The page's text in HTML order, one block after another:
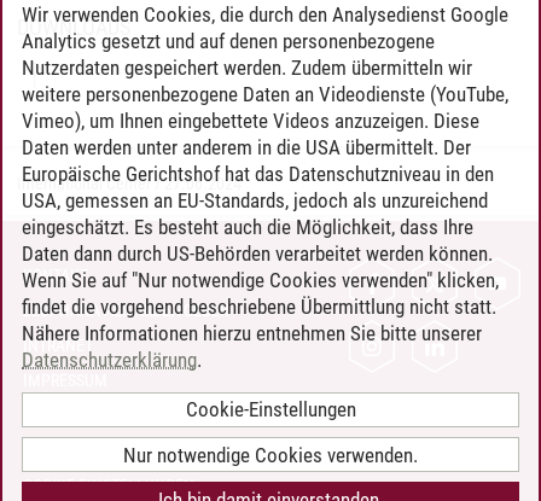
DOWNLOADS
International Center/27.06.2024
KONTAKT
LEUPHANA ALS ARBEITGEBER
INTRANET
BARRIEREFREIHEIT
COOKIE-EINSTELLUNGEN
Wir verwenden Cookies, die durch den Analysedienst Google
Analytics gesetzt und auf denen personenbezogene
Nutzerdaten gespeichert werden. Zudem übermitteln wir
weitere personenbezogene Daten an Videodienste (YouTube,
Vimeo), um Ihnen eingebettete Videos anzuzeigen. Diese
Daten werden unter anderem in die USA übermittelt. Der
Europäische Gerichtshof hat das Datenschutzniveau in den
USA, gemessen an EU-Standards, jedoch als unzureichend
eingeschätzt. Es besteht auch die Möglichkeit, dass Ihre
Daten dann durch US-Behörden verarbeitet werden können.
Wenn Sie auf "Nur notwendige Cookies verwenden" klicken,
findet die vorgehend beschriebene Übermittlung nicht statt.
Nähere Informationen hierzu entnehmen Sie bitte unserer
Datenschutzerklärung.
Cookie-Einstellungen
Nur notwendige Cookies verwenden.